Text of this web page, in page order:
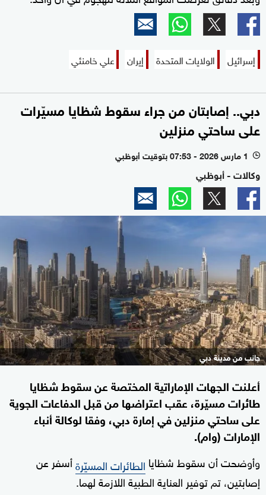
إسرائيل الولايات المتحدة إيران علي خامنئي
دبي.. إصابتان من جراء سقوط شظايا مسيّرات
على ساحتي منزلين
l 1 مارس 2026 - 07:53 بتوقيت أبوظبي
وكالات - أبوظبي
جانب من مدينة دبي
أعلنت الجهات الإماراتية المختصة عن سقوط شظايا
طائرات مسيّرة، عقب اعتراضها من قبل الدفاعات الجوية
على ساحتي منزلين في إمارة دبي، وفقا لوكالة أنباء
الإمارات (وام).
وأوضحت أن سقوط شظايا الطائرات المسيّرةأسفر عن
إصابتين، تم توفير العناية الطبية اللازمة لهما.